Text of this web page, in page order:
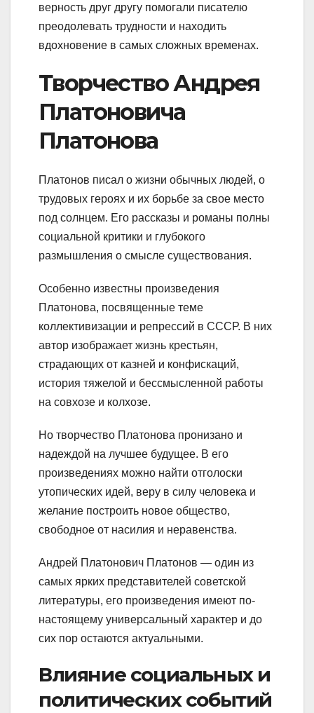
верность друг другу помогали писателю
преодолевать трудности и находить
вдохновение в самых сложных временах.
Творчество Андрея
Платоновича
Платонова
Платонов писал о жизни обычных людей, о
трудовых героях и их борьбе за свое место
под солнцем. Его рассказы и романы полны
социальной критики и глубокого
размышления о смысле существования.
Особенно известны произведения
Платонова, посвященные теме
коллективизации и репрессий в СССР. В них
автор изображает жизнь крестьян,
страдающих от казней и конфискаций,
история тяжелой и бессмысленной работы
на совхозе и колхозе.
Но творчество Платонова пронизано и
надеждой на лучшее будущее. В его
произведениях можно найти отголоски
утопических идей, веру в силу человека и
желание построить новое общество,
свободное от насилия и неравенства.
Андрей Платонович Платонов — один из
самых ярких представителей советской
литературы, его произведения имеют по-
настоящему универсальный характер и до
сих пор остаются актуальными.
Влияние социальных и
политических событий